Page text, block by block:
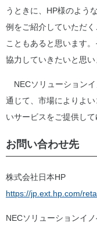
うときに、HP様のよう
例をご紹介していただ
こともあると思います
協力していきたいと思い
NECソリューションイ
通じて、市場によりよ
いサービスをご提供して
お問い合わせ先
株式会社日本HP
https://jp.ext.hp.com/
NECソリューションイ